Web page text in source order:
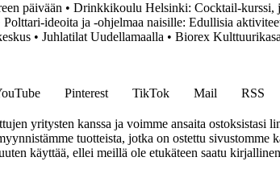
päivään • Drinkkikoulu Helsinki: Cocktail-kurssi,
Polttari-ideoita ja -ohjelmaa naisille: Edullisia
• Juhlatilat Uudellamaalla • Biorex
Pinterest TikTok Mail
RSS
yritysten kanssa ja voimme ansaita ostoksistasi
tuotteista, jotka on ostettu
käyttää, ellei meillä ole etukäteen saatu